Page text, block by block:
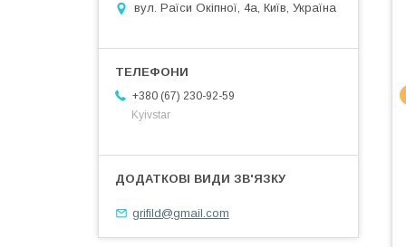
вул. Раїси Окіпної, 4а, Київ, Україна
+380 (67) 230-92-59
Kyivstar
grifild@gmail.com